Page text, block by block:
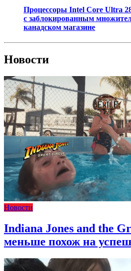
Процессоры Intel Core Ultra
с заблокированным
канадском магазине
Новости
Новости
Indiana Jones and the
меньше похож на